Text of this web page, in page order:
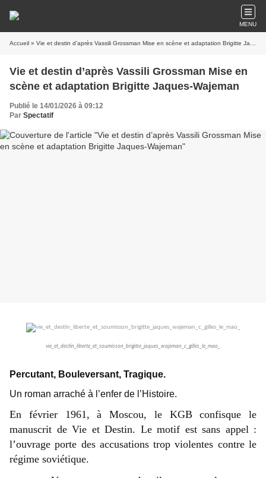
MENU
Accueil » Vie et destin d’après Vassili Grossman Mise en scène et adaptation Brigitte Jaques-Wajeman
Vie et destin d’après Vassili Grossman Mise en
scène et adaptation Brigitte Jaques-Wajeman
Publié le 14/01/2026 à 09:12
Par Spectatif
vie_et_destin_liberte_et_soumisson_brigitte_jaques_wajeman_c_gilles_le_mao_
Percutant, Bouleversant, Tragique.
Un roman arraché à l’enfer de l’Histoire.
En février 1961, à Moscou, le KGB confisque le
manuscrit de Vie et Destin. Le motif est sans appel :
l’ouvrage porte des accusations trop violentes contre le
régime soviétique.